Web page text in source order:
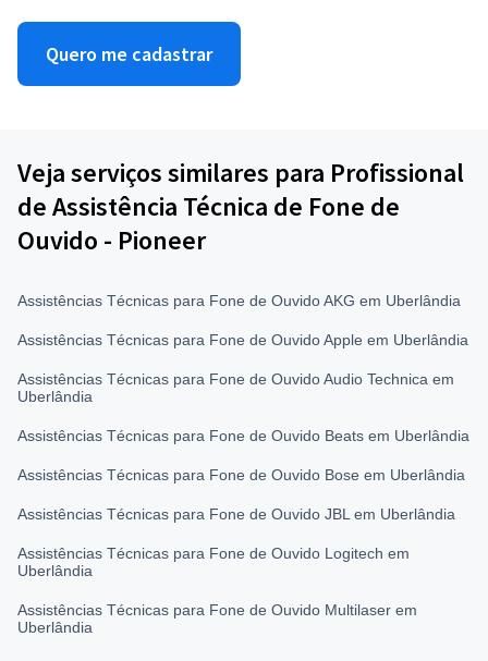
Quero me cadastrar
Veja serviços similares para Profissional
de Assistência Técnica de Fone de
Ouvido - Pioneer
Assistências Técnicas para Fone de Ouvido AKG em Uberlândia
Assistências Técnicas para Fone de Ouvido Apple em Uberlândia
Assistências Técnicas para Fone de Ouvido Audio Technica em
Uberlândia
Assistências Técnicas para Fone de Ouvido Beats em Uberlândia
Assistências Técnicas para Fone de Ouvido Bose em Uberlândia
Assistências Técnicas para Fone de Ouvido JBL em Uberlândia
Assistências Técnicas para Fone de Ouvido Logitech em
Uberlândia
Assistências Técnicas para Fone de Ouvido Multilaser em
Uberlândia